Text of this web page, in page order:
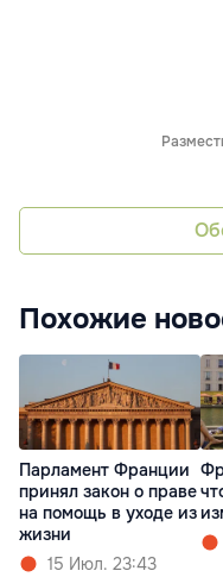
Похожие
Парламент Франции
принял закон о праве
на помощь в уходе из
жизни
15 Июл. 23:43